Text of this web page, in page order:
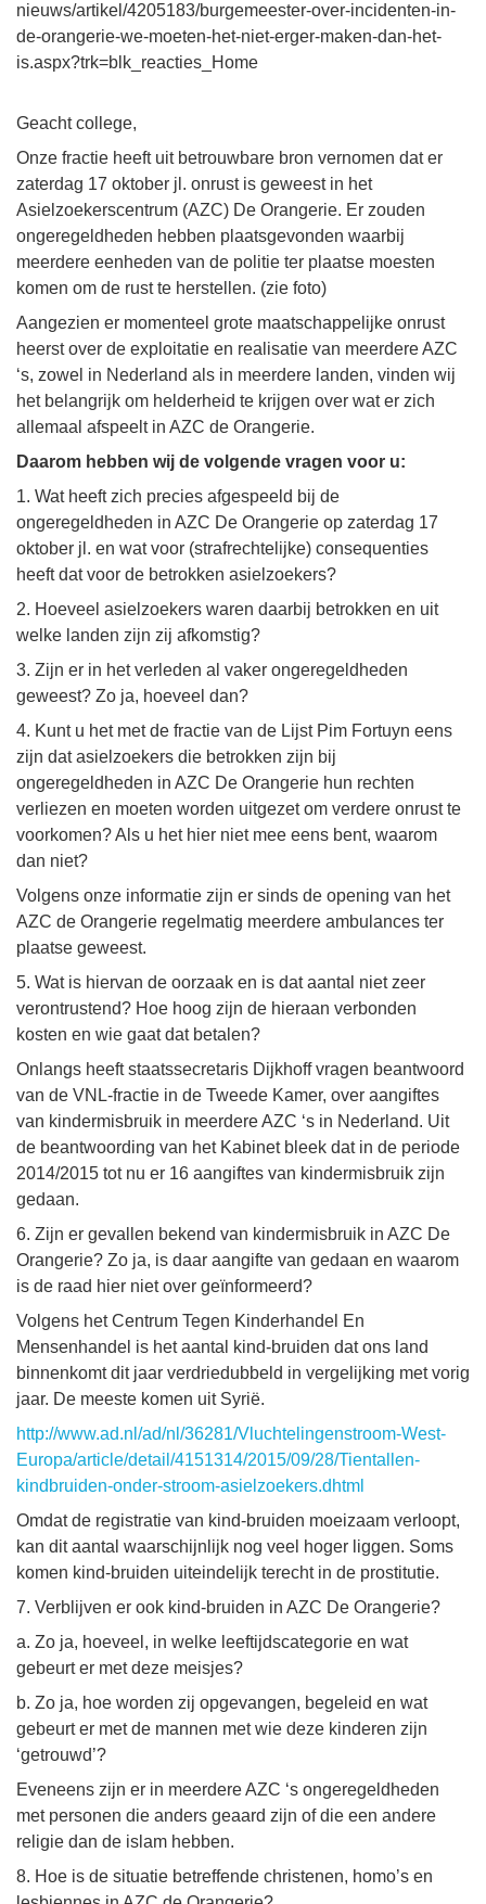
nieuws/artikel/4205183/burgemeester-over-incidenten-in-
de-orangerie-we-moeten-het-niet-erger-maken-dan-het-
is.aspx?trk=blk_reacties_Home
Geacht college,
Onze fractie heeft uit betrouwbare bron vernomen dat er
zaterdag 17 oktober jl. onrust is geweest in het
Asielzoekerscentrum (AZC) De Orangerie. Er zouden
ongeregeldheden hebben plaatsgevonden waarbij
meerdere eenheden van de politie ter plaatse moesten
komen om de rust te herstellen. (zie foto)
Aangezien er momenteel grote maatschappelijke onrust
heerst over de exploitatie en realisatie van meerdere AZC
‘s, zowel in Nederland als in meerdere landen, vinden wij
het belangrijk om helderheid te krijgen over wat er zich
allemaal afspeelt in AZC de Orangerie.
Daarom hebben wij de volgende vragen voor u:
1. Wat heeft zich precies afgespeeld bij de
ongeregeldheden in AZC De Orangerie op zaterdag 17
oktober jl. en wat voor (strafrechtelijke) consequenties
heeft dat voor de betrokken asielzoekers?
2. Hoeveel asielzoekers waren daarbij betrokken en uit
welke landen zijn zij afkomstig?
3. Zijn er in het verleden al vaker ongeregeldheden
geweest? Zo ja, hoeveel dan?
4. Kunt u het met de fractie van de Lijst Pim Fortuyn eens
zijn dat asielzoekers die betrokken zijn bij
ongeregeldheden in AZC De Orangerie hun rechten
verliezen en moeten worden uitgezet om verdere onrust te
voorkomen? Als u het hier niet mee eens bent, waarom
dan niet?
Volgens onze informatie zijn er sinds de opening van het
AZC de Orangerie regelmatig meerdere ambulances ter
plaatse geweest.
5. Wat is hiervan de oorzaak en is dat aantal niet zeer
verontrustend? Hoe hoog zijn de hieraan verbonden
kosten en wie gaat dat betalen?
Onlangs heeft staatssecretaris Dijkhoff vragen beantwoord
van de VNL-fractie in de Tweede Kamer, over aangiftes
van kindermisbruik in meerdere AZC ‘s in Nederland. Uit
de beantwoording van het Kabinet bleek dat in de periode
2014/2015 tot nu er 16 aangiftes van kindermisbruik zijn
gedaan.
6. Zijn er gevallen bekend van kindermisbruik in AZC De
Orangerie? Zo ja, is daar aangifte van gedaan en waarom
is de raad hier niet over geïnformeerd?
Volgens het Centrum Tegen Kinderhandel En
Mensenhandel is het aantal kind-bruiden dat ons land
binnenkomt dit jaar verdriedubbeld in vergelijking met vorig
jaar. De meeste komen uit Syrië.
http://www.ad.nl/ad/nl/36281/Vluchtelingenstroom-West-
Europa/article/detail/4151314/2015/09/28/Tientallen-
kindbruiden-onder-stroom-asielzoekers.dhtml
Omdat de registratie van kind-bruiden moeizaam verloopt,
kan dit aantal waarschijnlijk nog veel hoger liggen. Soms
komen kind-bruiden uiteindelijk terecht in de prostitutie.
7. Verblijven er ook kind-bruiden in AZC De Orangerie?
a. Zo ja, hoeveel, in welke leeftijdscategorie en wat
gebeurt er met deze meisjes?
b. Zo ja, hoe worden zij opgevangen, begeleid en wat
gebeurt er met de mannen met wie deze kinderen zijn
‘getrouwd’?
Eveneens zijn er in meerdere AZC ‘s ongeregeldheden
met personen die anders geaard zijn of die een andere
religie dan de islam hebben.
8. Hoe is de situatie betreffende christenen, homo’s en